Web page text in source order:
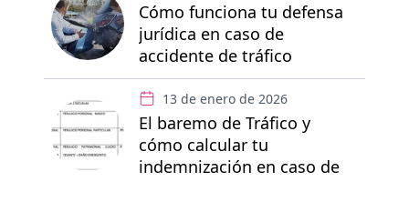
Cómo funciona tu defensa
jurídica en caso de
accidente de tráfico
13 de enero de 2026
El baremo de Tráfico y
cómo calcular tu
indemnización en caso de